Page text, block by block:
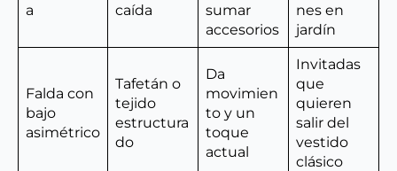
a
caída
sumar
accesorios
nes en
jardín
Falda con
bajo
asimétrico
Tafetán o
tejido
estructura
do
Da
movimien
to y un
toque
actual
Invitadas
que
quieren
salir del
vestido
clásico